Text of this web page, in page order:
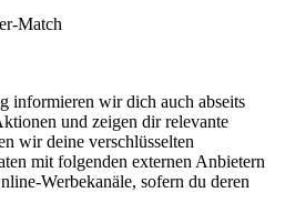
Match
informieren wir dich auch abseits
und zeigen dir relevante
wir deine verschlüsselten
mit folgenden externen Anbietern
Werbekanäle, sofern du deren